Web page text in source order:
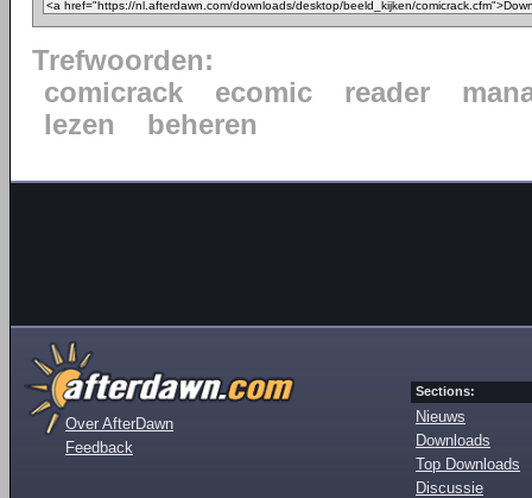
Trefwoorden:
comicrack
ecomic reader
lezen
beheren
Over AfterDawn
Feedback
Sections:
Nieuws
Downloads
Top Downloads
Discussie